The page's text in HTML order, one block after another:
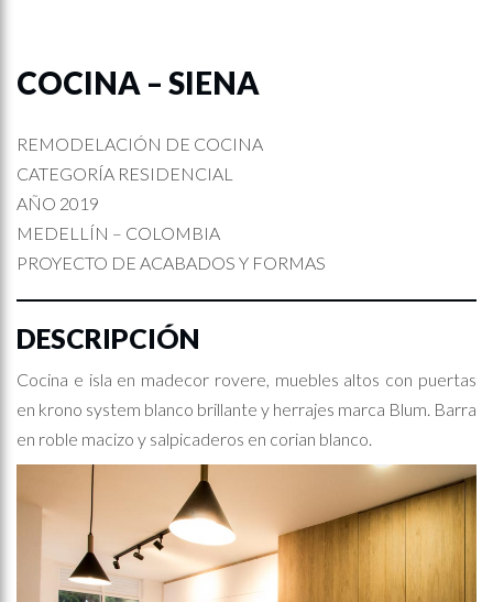
COCINA – SIENA
REMODELACIÓN DE COCINA
CATEGORÍA RESIDENCIAL
AÑO 2019
MEDELLÍN – COLOMBIA
PROYECTO DE ACABADOS Y FORMAS
DESCRIPCIÓN
Cocina e isla en madecor rovere, muebles altos con puertas
en krono system blanco brillante y herrajes marca Blum. Barra
en roble macizo y salpicaderos en corian blanco.